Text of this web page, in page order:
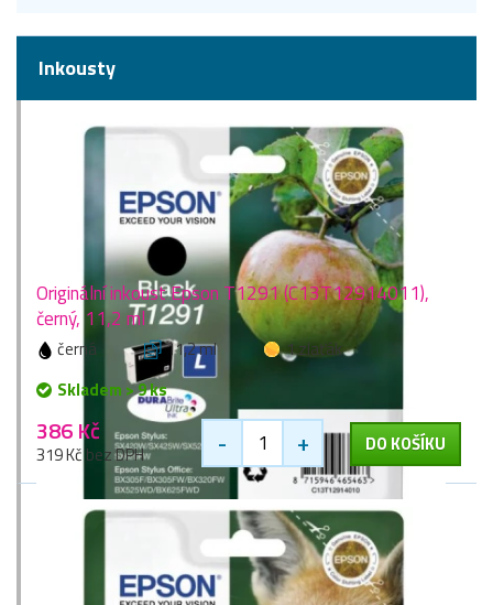
Inkousty
Originální inkoust Epson T1291 (C13T12914011),
černý, 11,2 ml
černá 11,2 ml
1 zlaťák
Skladem > 9 ks
386 Kč
319 Kč bez DPH - + DO KOŠÍKU